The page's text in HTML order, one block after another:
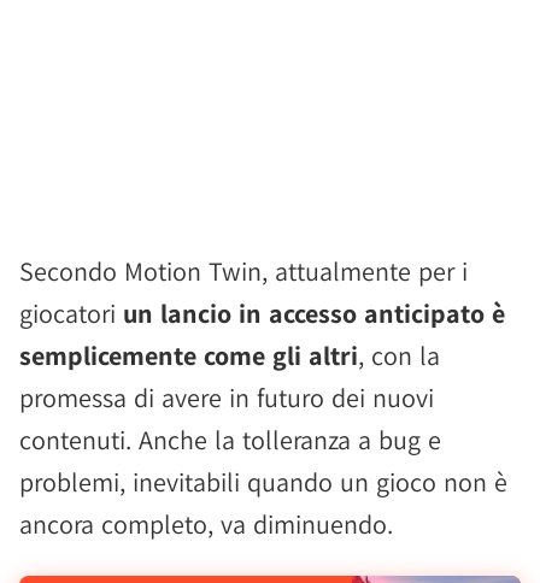
Secondo Motion Twin, attualmente per i
giocatori un lancio in accesso anticipato è
semplicemente come gli altri, con la
promessa di avere in futuro dei nuovi
contenuti. Anche la tolleranza a bug e
problemi, inevitabili quando un gioco non è
ancora completo, va diminuendo.